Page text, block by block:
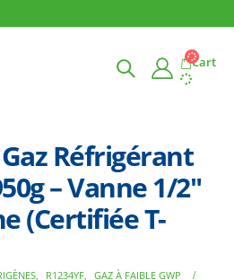
Cart
Réfrigérant
– Vanne 1/2″
(Certifiée T-
, R1234YF, GAZ À FAIBLE GWP